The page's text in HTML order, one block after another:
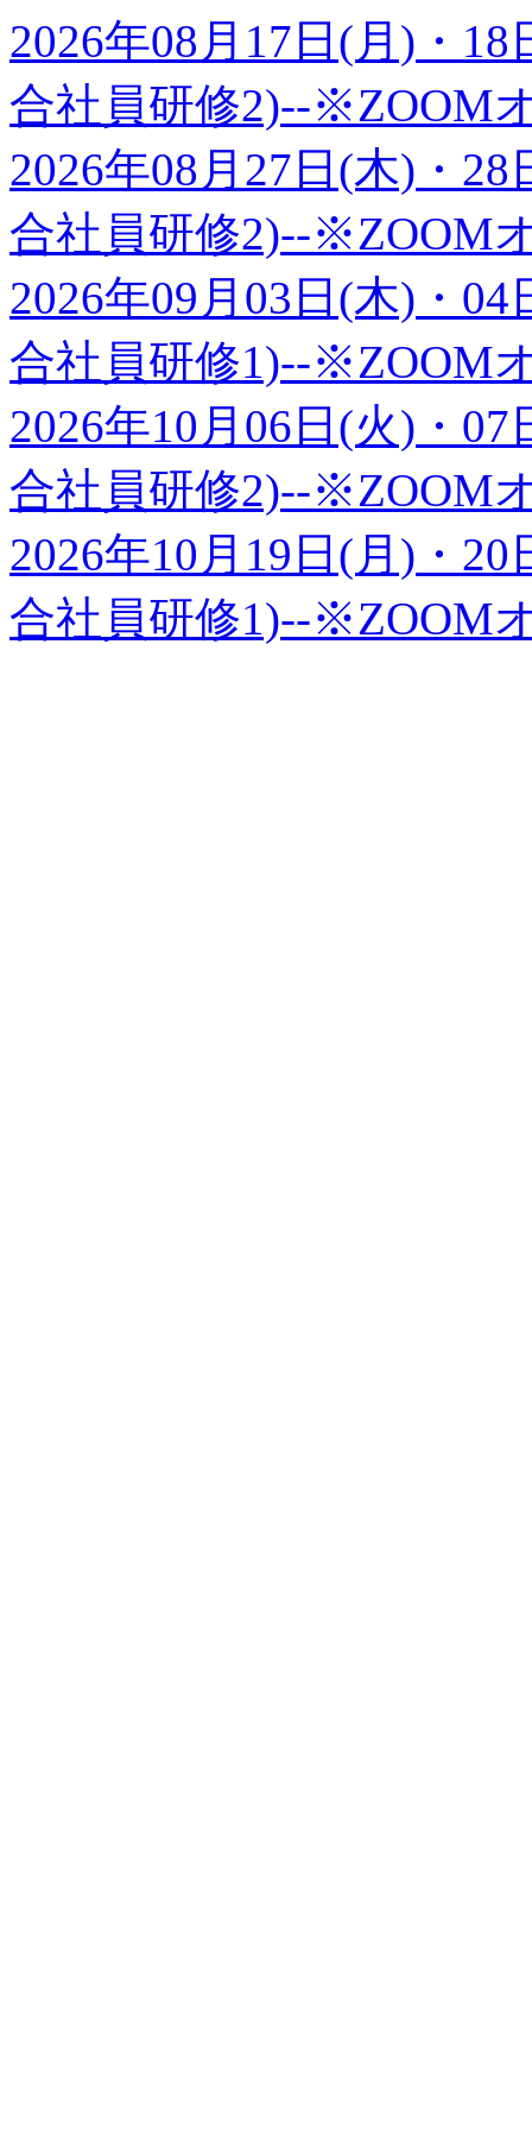
2026年08月17日(月)・
合社員研修2)--※ZOOM
2026年08月27日(木)・
合社員研修2)--※ZOOM
2026年09月03日(木)・
合社員研修1)--※ZOOM
2026年10月06日(火)・
合社員研修2)--※ZOOM
2026年10月19日(月)・
合社員研修1)--※ZOOM